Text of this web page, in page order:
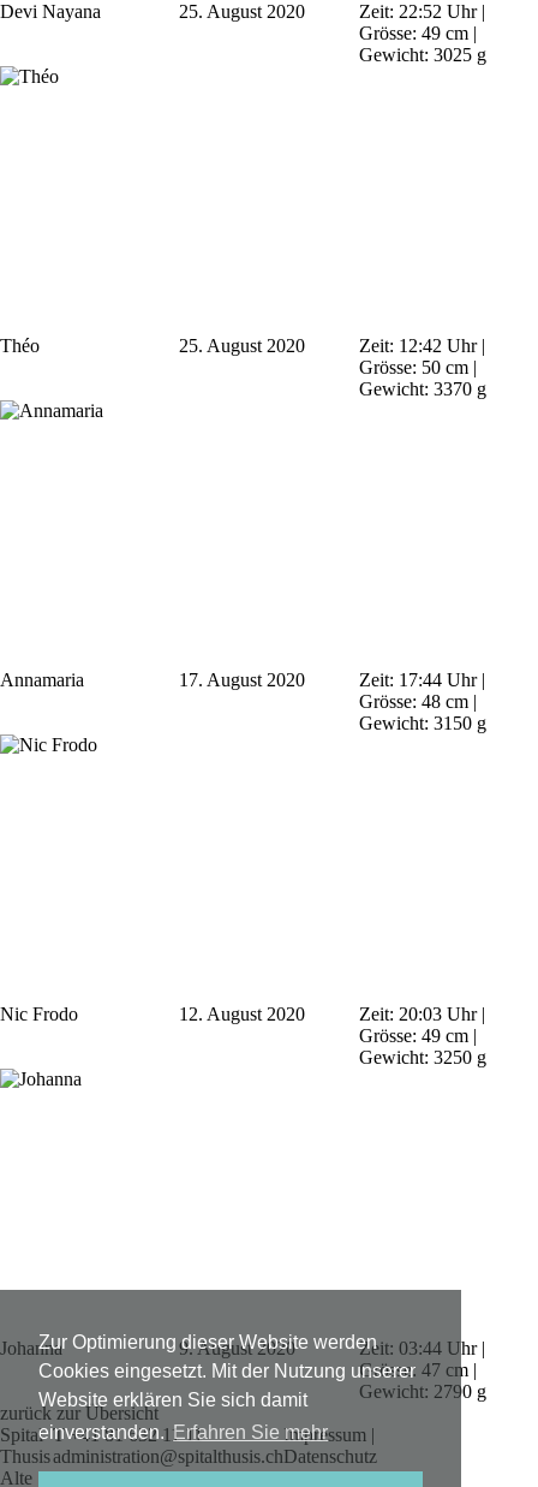
Zur Optimierung dieser Website werden
Cookies eingesetzt. Mit der Nutzung unserer
Website erklären Sie sich damit
einverstanden. Erfahren Sie mehr
Devi Nayana 25. August 2020
Zeit: 22:52 Uhr |
Grösse: 49 cm |
Gewicht: 3025 g
Théo 25. August 2020
Zeit: 12:42 Uhr |
Grösse: 50 cm |
Gewicht: 3370 g
Annamaria 17. August 2020
Zeit: 17:44 Uhr |
Grösse: 48 cm |
Gewicht: 3150 g
Nic Frodo 12. August 2020
Zeit: 20:03 Uhr |
Grösse: 49 cm |
Gewicht: 3250 g
Johanna 9. August 2020
Zeit: 03:44 Uhr |
Grösse: 47 cm |
Gewicht: 2790 g
zurück zur Übersicht
Spital
Thusis
Alte
T +41 81 632 11 11
administration@spitalthusis.ch
Impressum |
Datenschutz